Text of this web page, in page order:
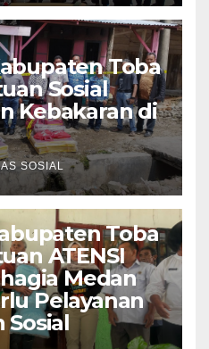
Toba
Sosial
Kebakaran di
SOSIAL
Toba
ATENSI
Medan
Pelayanan
Sosial